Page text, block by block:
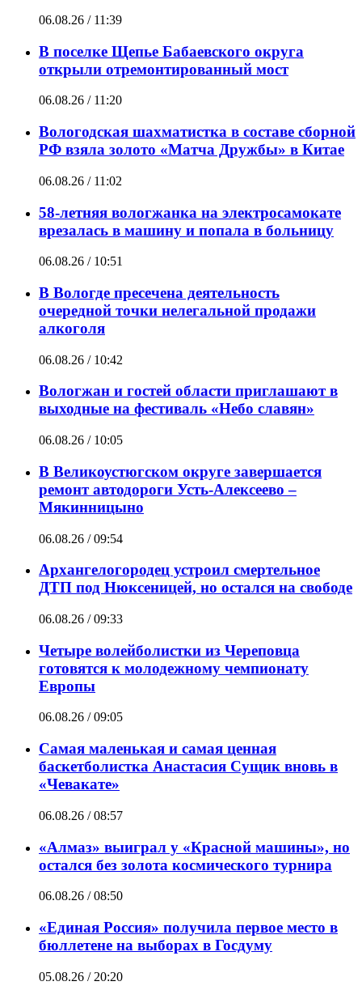
06.08.26 / 11:39
В поселке Щепье Бабаевского округа
открыли отремонтированный мост
06.08.26 / 11:20
Вологодская шахматистка в составе сборной
РФ взяла золото «Матча Дружбы» в Китае
06.08.26 / 11:02
58-летняя вологжанка на электросамокате
врезалась в машину и попала в больницу
06.08.26 / 10:51
В Вологде пресечена деятельность
очередной точки нелегальной продажи
алкоголя
06.08.26 / 10:42
Вологжан и гостей области приглашают в
выходные на фестиваль «Небо славян»
06.08.26 / 10:05
В Великоустюгском округе завершается
ремонт автодороги Усть-Алексеево –
Мякинницыно
06.08.26 / 09:54
Архангелогородец устроил смертельное
ДТП под Нюксеницей, но остался на свободе
06.08.26 / 09:33
Четыре волейболистки из Череповца
готовятся к молодежному чемпионату
Европы
06.08.26 / 09:05
Самая маленькая и самая ценная
баскетболистка Анастасия Сущик вновь в
«Чевакате»
06.08.26 / 08:57
«Алмаз» выиграл у «Красной машины», но
остался без золота космического турнира
06.08.26 / 08:50
«Единая Россия» получила первое место в
бюллетене на выборах в Госдуму
05.08.26 / 20:20